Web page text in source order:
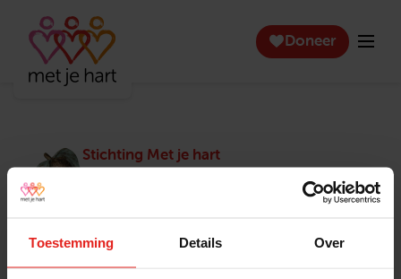
Toestemming Details Over
Doneer
Stichting Met je hart
Stichting Met je hart laat ouderen die zich
eenzaam voelen weer genieten en inspireert
winnaar van het Appeltje van Oranje.